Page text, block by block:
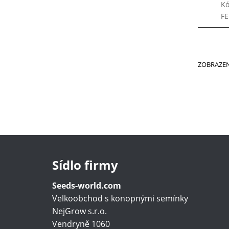
Sídlo firmy
Seeds-world.com
Velkoobchod s konopnými semínky
NejGrow s.r.o.
Vendryně 1060